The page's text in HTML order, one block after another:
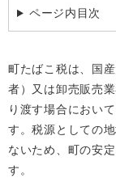
ページ内目次
町たばこ税は、国
者）又は卸売販売
り渡す場合におい
す。税源としての
ないため、町の安
す。